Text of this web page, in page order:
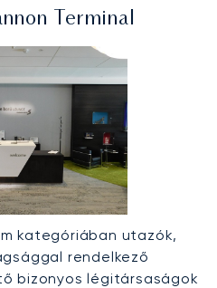
Terminal
kategóriában utazók,
rendelkező
bizonyos légitársaságok